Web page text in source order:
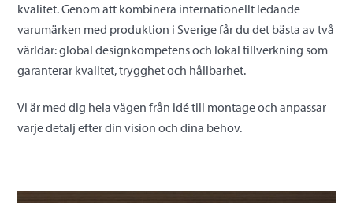
kvalitet. Genom att kombinera internationellt ledande
varumärken med produktion i Sverige får du det bästa av två
världar: global designkompetens och lokal tillverkning som
garanterar kvalitet, trygghet och hållbarhet.
Vi är med dig hela vägen från idé till montage och anpassar
varje detalj efter din vision och dina behov.